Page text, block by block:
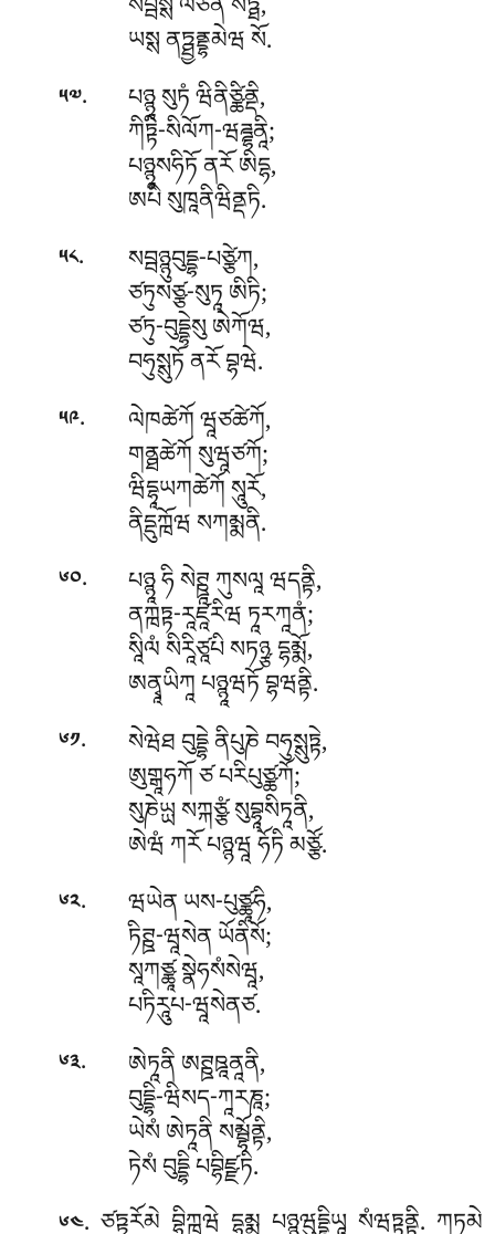
ཡསྶ ནཏྠྱནྡྷམེཝ སོ.
༥༧. པཉྙཱསུཏཾ ཝིནིཙྪིནྡི,
ཀིཏྟི-སིལོཀ-ཝཌྜྷནཱི;
པཉྙཱསཧིཏོ ནརོ ཨིདྷ,
ཨཔི སུཁཱནིཝིནྡཏི.
༥༨. སབྦཉྙུབུདྡྷ-པཙྩེཀ,
ཙཏུསཙྩ-སུཏཱ ཨིཏི;
ཙཏུ-བུདྡྷེསུ ཨེཀོཝ,
བཧུསྶུཏོ ནརོ བྷཝེ.
༥༩. ལེཁཚེཀོཝཱཙཚེཀོ,
གནྠཚེཀོ སུཝཱཙཀོ;
ཝིདྷཱཡཀཚེཀོ སཱུརོ,
ནིདྡུཀྑོཝ སཀམྨནི.
༦༠. པཉྙཱཧི སེཊྛཱ ཀུསལཱ ཝདནྟི,
ནཀྑཏྟ-རཱཛཱརིཝ ཏཱརཀཱནཾ;
སཱིལཾ སིརཱིཙཱཔི སཏཉྩ དྷམྨོ,
ཨནྭཱཡིཀཱ པཉྙཱཝཏོ བྷཝནྟི.
༦༡. སེཝེཐབུདྡྷེ ནིཔུཎེ བཧུསྶུཏྟེ,
ཨུགྒཱཧཀོ ཙ པརིཔུཙྪཀོ;
སུཎེཡྻ སཀྐཙྩཾ སུབྷཱསིཏཱནི,
ཨེཝཾ ཀརོ པཉྙཝཱ ཧོཏི མཙྩོ.
༦༢. ཝཡེནཡས-པུཙྪཱཧི,
ཏིཊྛ-ཝཱསེན ཡོནིསོ;
སཱཀཙྪཱ སྣེཧསཾསེཝཱ,
པཏིརཱུཔ-ཝཱསེནཙ.
༦༣. ཨེཏཱནི ཨཊྛཋཱནཱནི,
བུདྡྷི-ཝིསད-ཀཱརཎཱ;
ཡེསཾ ཨེཏཱནི སམྦྷོནྟི,
ཏེསཾ བུདྡྷི པབྷིཛྫཏི.